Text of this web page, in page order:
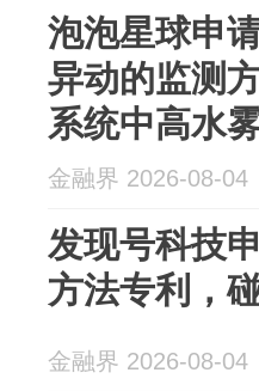
泡泡星球申
异动的监测
系统中高水
金融界 2026-08-04
发现号科技
方法专利，
金融界 2026-08-04